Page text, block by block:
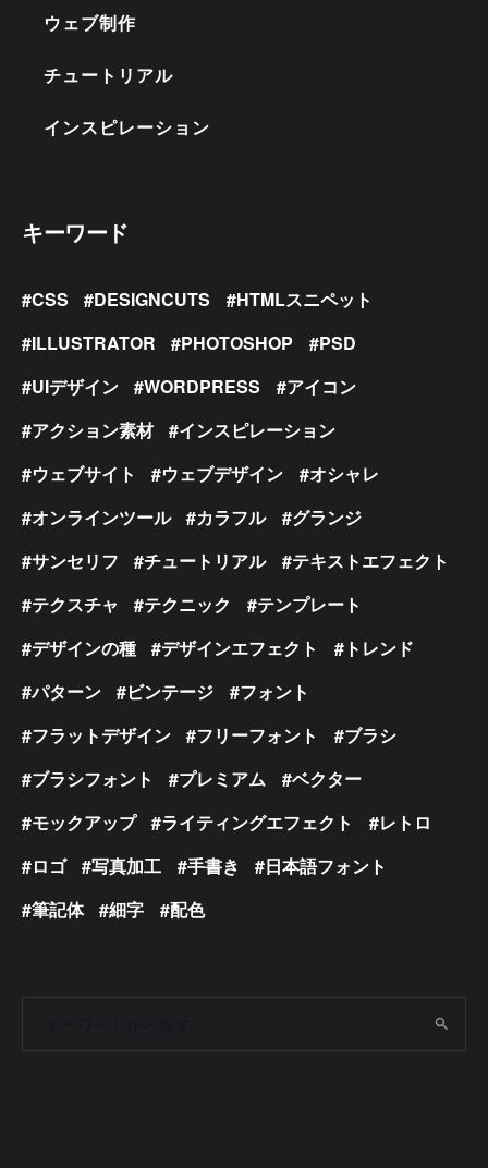
ウェブ制作
チュートリアル
インスピレーション
キーワード
CSS DESIGNCUTS
HTMLスニペット
ILLUSTRATOR
PHOTOSHOP
PSD
UIデザイン
WORDPRESS
アイコン
アクション素材
インスピレーション
ウェブサイト
ウェブデザイン
オシャレ
オンラインツール
カラフル
グランジ
サンセリフ
チュートリアル
テキストエフェクト
テクスチャ
テクニック
テンプレート
デザインの種
デザインエフェクト
トレンド
パターン
ビンテージ
フォント
フラットデザイン
フリーフォント
ブラシ
ブラシフォント
プレミアム
ベクター
モックアップ
ライティングエフェクト
レトロ
ロゴ
写真加工 手書き
日本語フォント
筆記体
細字 配色